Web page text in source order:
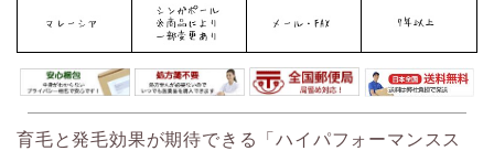
育毛と発毛効果が期待できる「ハイパフォーマンスス